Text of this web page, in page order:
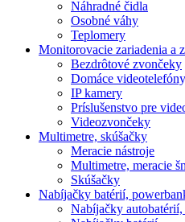
Náhradné čidla
Osobné váhy
Teplomery
Monitorovacie zariadenia a
Bezdrôtové zvončeky
Domáce
IP kamery
Príslušenstvo pre
Videozvončeky
Multimetre, skúšačky
Meracie nástroje
Multimetre, meracie
Skúšačky
Nabíjačky batérií,
Nabíjačky autobatérií,